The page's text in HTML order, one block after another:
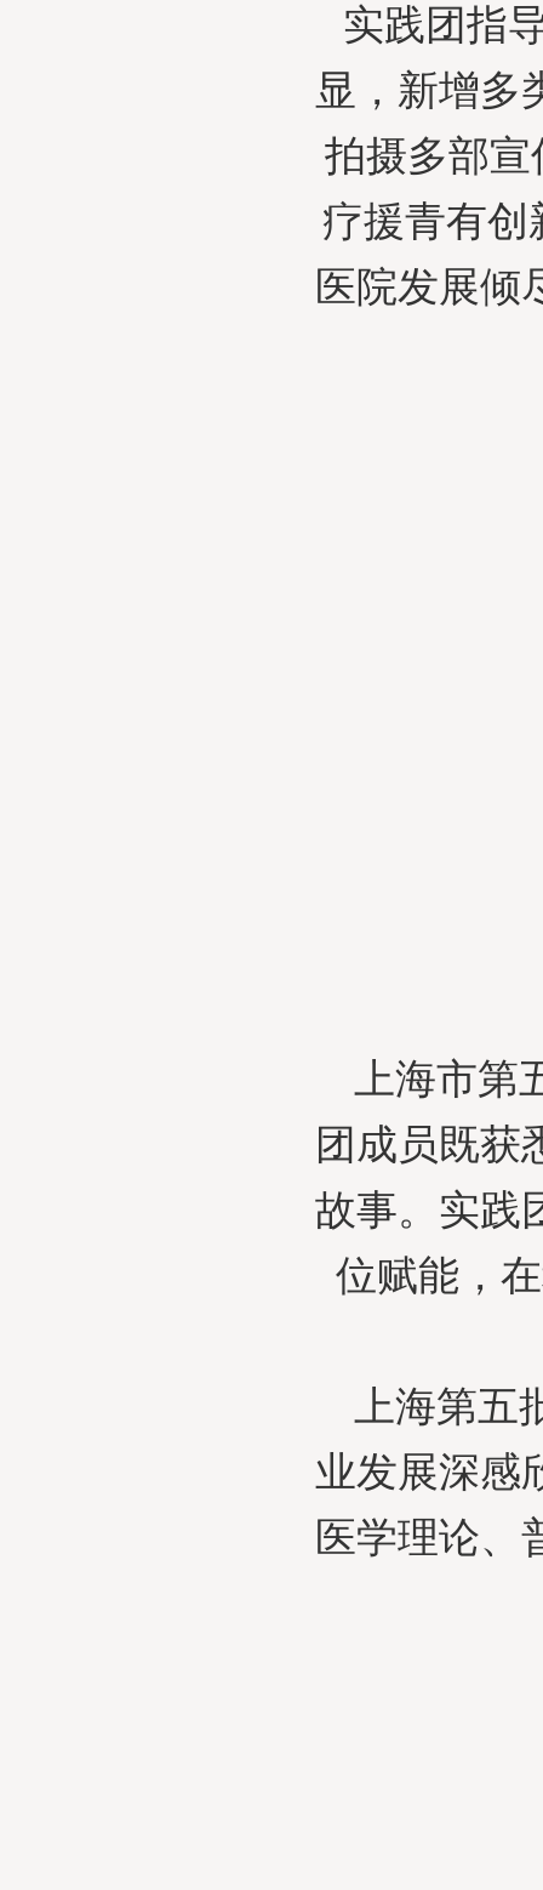
实践团指
显，新增多
拍摄多部
疗援青有创
医院发展倾
上海市
团成员既获
故事。实践
位赋能，
上海第
业发展深感
医学理论、